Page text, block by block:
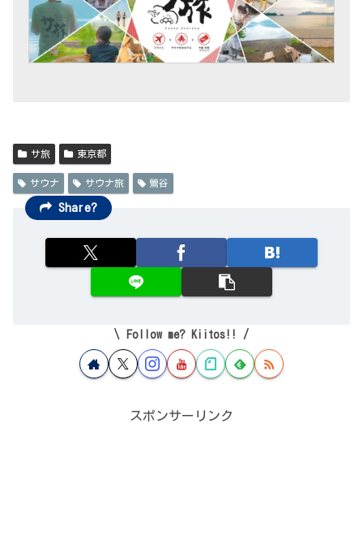
サ旅 東京都
サウナ サウナ旅 鶯谷
Share?
Follow me? Kiitos!!
スポンサーリンク